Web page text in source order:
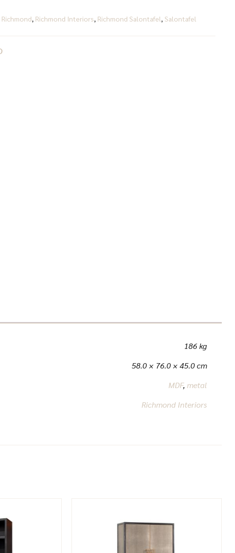
Richmond, Richmond Interiors, Richmond Salontafel, Salontafel
186 kg
58.0 × 76.0 × 45.0 cm
MDF, metal
Richmond Interiors